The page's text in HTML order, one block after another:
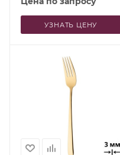
УЗНАТЬ ЦЕНУ